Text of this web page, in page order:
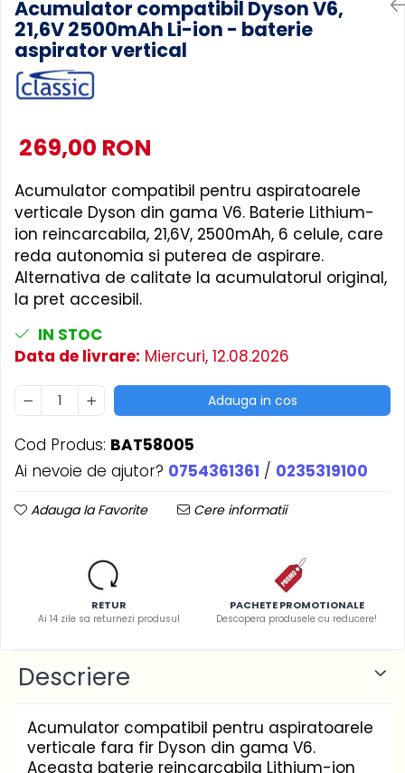
Accesorii Piese Masini Spalat
Rufe si Uscatoare
Accesorii Electrocasnice Mici
Filtre Purificatoare Aer
Acumulator compatibil Dyson V6,
21,6V 2500mAh Li-ion - baterie
aspirator vertical
269,00 RON
Acumulator compatibil pentru aspiratoarele
verticale Dyson din gama V6. Baterie Lithium-
ion reincarcabila, 21,6V, 2500mAh, 6 celule, care
reda autonomia si puterea de aspirare.
Alternativa de calitate la acumulatorul original,
la pret accesibil.
IN STOC
Data de livrare: Miercuri, 12.08.2026
Adauga in cos
Cod Produs: BAT58005
Ai nevoie de ajutor? 0754361361 / 0235319100
Adauga la Favorite Cere informatii
RETUR
Ai 14 zile sa returnezi produsul
PACHETE PROMOTIONALE
Descopera produsele cu reducere!
Descriere
Acumulator compatibil pentru aspiratoarele
verticale fara fir Dyson din gama V6.
Aceasta baterie reincarcabila Lithium-ion